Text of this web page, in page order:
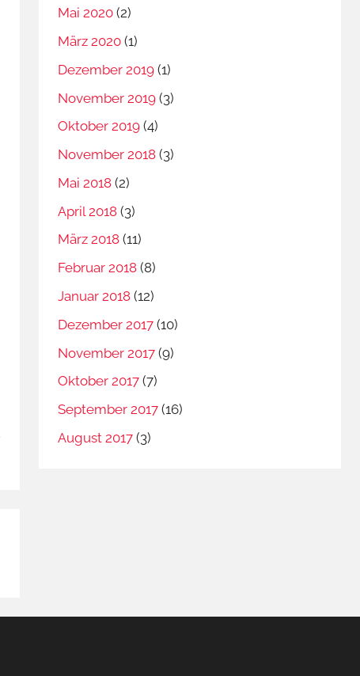
Mai 2020 (2)
März 2020 (1)
Dezember 2019 (1)
November 2019 (3)
Oktober 2019 (4)
November 2018 (3)
Mai 2018 (2)
April 2018 (3)
März 2018 (11)
Februar 2018 (8)
Januar 2018 (12)
Dezember 2017 (10)
November 2017 (9)
Oktober 2017 (7)
September 2017 (16)
August 2017 (3)